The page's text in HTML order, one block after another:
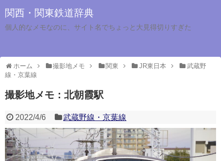
関西・関東鉄道辞典
個人的なメモなのに、サイト名でちょっと大見得切りすぎた
ホーム 撮影地メモ 関東 JR東日本
武蔵野
線・京葉線
撮影地メモ：北朝霞駅
2022/4/6 武蔵野線・京葉線